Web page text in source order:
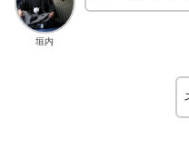
垣内